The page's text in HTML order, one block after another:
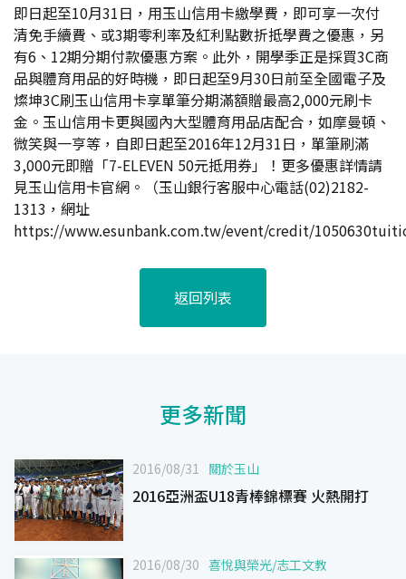
即日起至10月31日，用玉山信用卡繳學費，即可享一次付
清免手續費、或3期零利率及紅利點數折抵學費之優惠，另
有6、12期分期付款優惠方案。此外，開學季正是採買3C商
品與體育用品的好時機，即日起至9月30日前至全國電子及
燦坤3C刷玉山信用卡享單筆分期滿額贈最高2,000元刷卡
金。玉山信用卡更與國內大型體育用品店配合，如摩曼頓、
微笑與一亨等，自即日起至2016年12月31日，單筆刷滿
3,000元即贈「7-ELEVEN 50元抵用券」！更多優惠詳情請
見玉山信用卡官網。（玉山銀行客服中心電話(02)2182-
1313，網址
https://www.esunbank.com.tw/event/credit/
返回列表
更多新聞
2016/08/31 關於玉山
2016亞洲盃U18青棒錦標賽 火熱開打
2016/08/30 喜悅與榮光/志工文教